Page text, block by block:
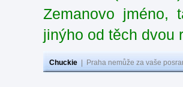
Zemanovo jméno,
jinýho od těch dvou
Chuckie Praha nemůže za vaše